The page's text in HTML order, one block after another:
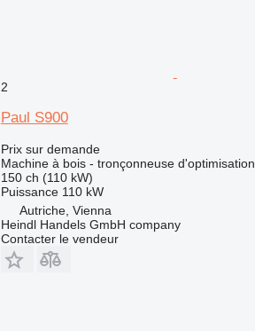
2
Paul S900
Prix sur demande
Machine à bois - tronçonneuse d'optimisation
150 ch (110 kW)
Puissance 110 kW
Autriche, Vienna
Heindl Handels GmbH company
Contacter le vendeur